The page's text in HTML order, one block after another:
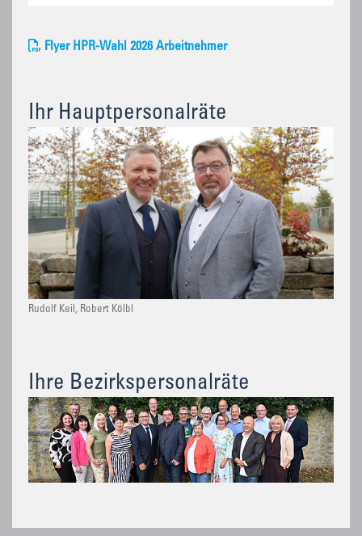
Flyer HPR-Wahl 2026 Arbeitnehmer
Ihr Hauptpersonalräte
Rudolf Keil, Robert Kölbl
Ihre Bezirkspersonalräte